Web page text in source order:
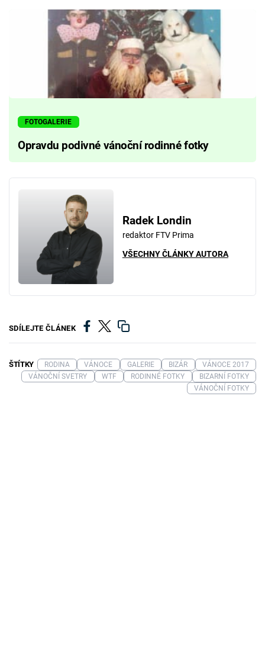
FOTOGALERIE
Opravdu podivné vánoční rodinné fotky
Radek Londin
redaktor FTV Prima
VŠECHNY ČLÁNKY AUTORA
SDÍLEJTE ČLÁNEK
ŠTÍTKY RODINA VÁNOCE GALERIE BIZÁR
VÁNOCE 2017
VÁNOČNÍ SVETRY
WTF RODINNÉ FOTKY
BIZARNÍ FOTKY
VÁNOČNÍ FOTKY